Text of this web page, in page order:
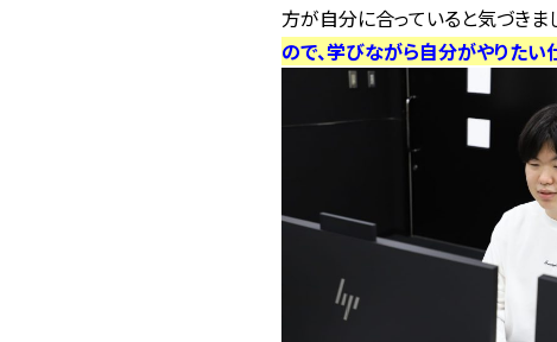
方が自分に合っていると気づきま
ので、学びながら自分がやりたい